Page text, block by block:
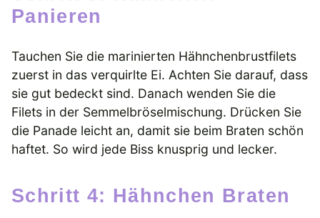
Panieren
Tauchen Sie die marinierten Hähnchenbrustfilets
zuerst in das verquirlte Ei. Achten Sie darauf, dass
sie gut bedeckt sind. Danach wenden Sie die
Filets in der Semmelbröselmischung. Drücken Sie
die Panade leicht an, damit sie beim Braten schön
haftet. So wird jede Biss knusprig und lecker.
Schritt 4: Hähnchen Braten